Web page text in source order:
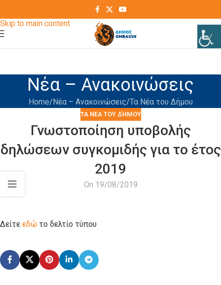
Skip to main content
Νέα – Ανακοινώσεις
Home Νέα – Ανακοινώσεις Τα Νέα του Δήμου
ΤΑ ΝΈΑ ΤΟΥ ΔΉΜΟΥ
Γνωστοποίηση υποβολής
δηλώσεων συγκομιδής για το έτος
2019
On 19/08/2019
Δείτε εδώ το δελτίο τύπου